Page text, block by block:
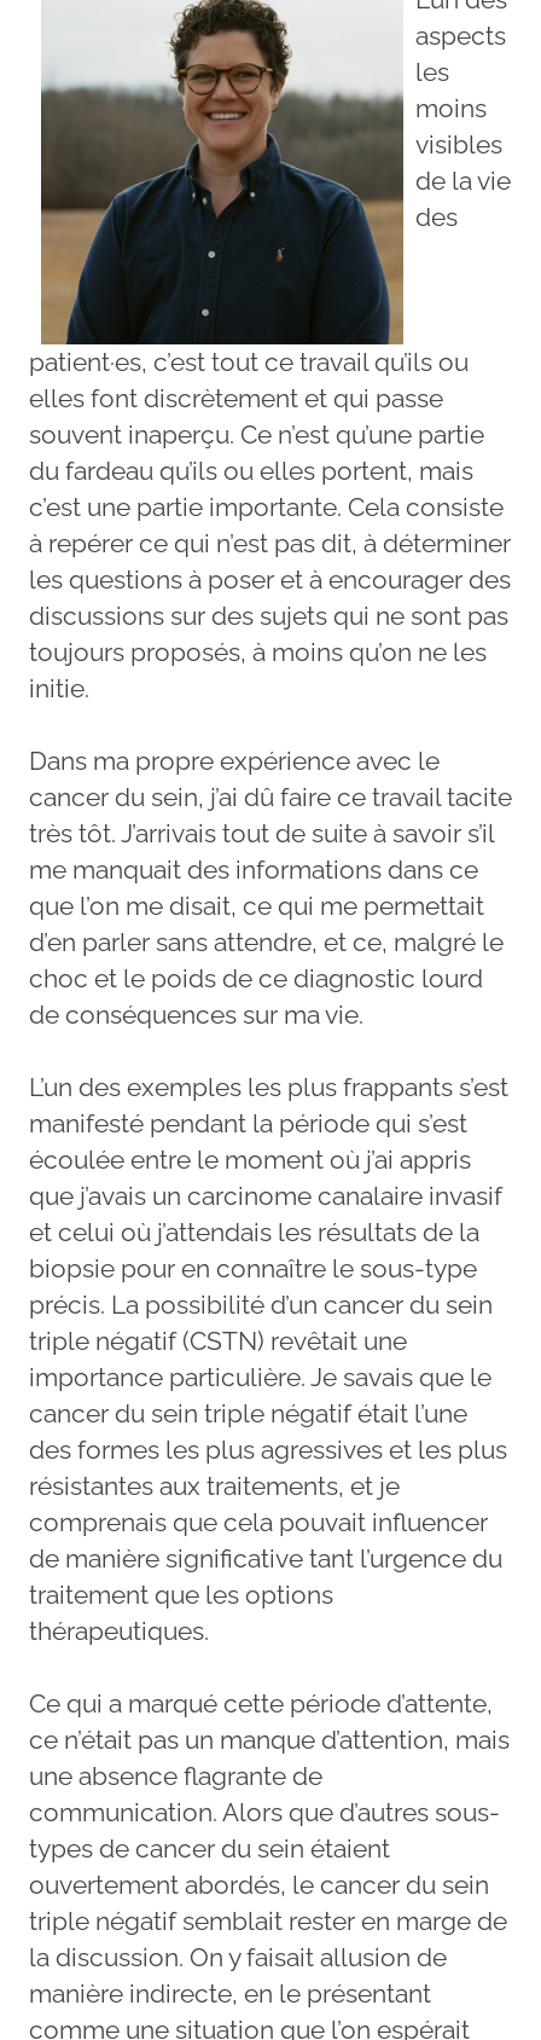
aspects
les
moins
visibles
de la vie
des
patient·es, c’est tout ce travail qu’ils ou
elles font discrètement et qui passe
souvent inaperçu. Ce n’est qu’une partie
du fardeau qu’ils ou elles portent, mais
c’est une partie importante. Cela consiste
à repérer ce qui n’est pas dit, à déterminer
les questions à poser et à encourager des
discussions sur des sujets qui ne sont pas
toujours proposés, à moins qu’on ne les
initie.
Dans ma propre expérience avec le
cancer du sein, j’ai dû faire ce travail tacite
très tôt. J’arrivais tout de suite à savoir s’il
me manquait des informations dans ce
que l’on me disait, ce qui me permettait
d’en parler sans attendre, et ce, malgré le
choc et le poids de ce diagnostic lourd
de conséquences sur ma vie.
L’un des exemples les plus frappants s’est
manifesté pendant la période qui s’est
écoulée entre le moment où j’ai appris
que j’avais un carcinome canalaire invasif
et celui où j’attendais les résultats de la
biopsie pour en connaître le sous-type
précis. La possibilité d’un cancer du sein
triple négatif (CSTN) revêtait une
importance particulière. Je savais que le
cancer du sein triple négatif était l’une
des formes les plus agressives et les plus
résistantes aux traitements, et je
comprenais que cela pouvait influencer
de manière significative tant l’urgence du
traitement que les options
thérapeutiques.
Ce qui a marqué cette période d’attente,
ce n’était pas un manque d’attention, mais
une absence flagrante de
communication. Alors que d’autres sous-
types de cancer du sein étaient
ouvertement abordés, le cancer du sein
triple négatif semblait rester en marge de
la discussion. On y faisait allusion de
manière indirecte, en le présentant
comme une situation que l’on espérait